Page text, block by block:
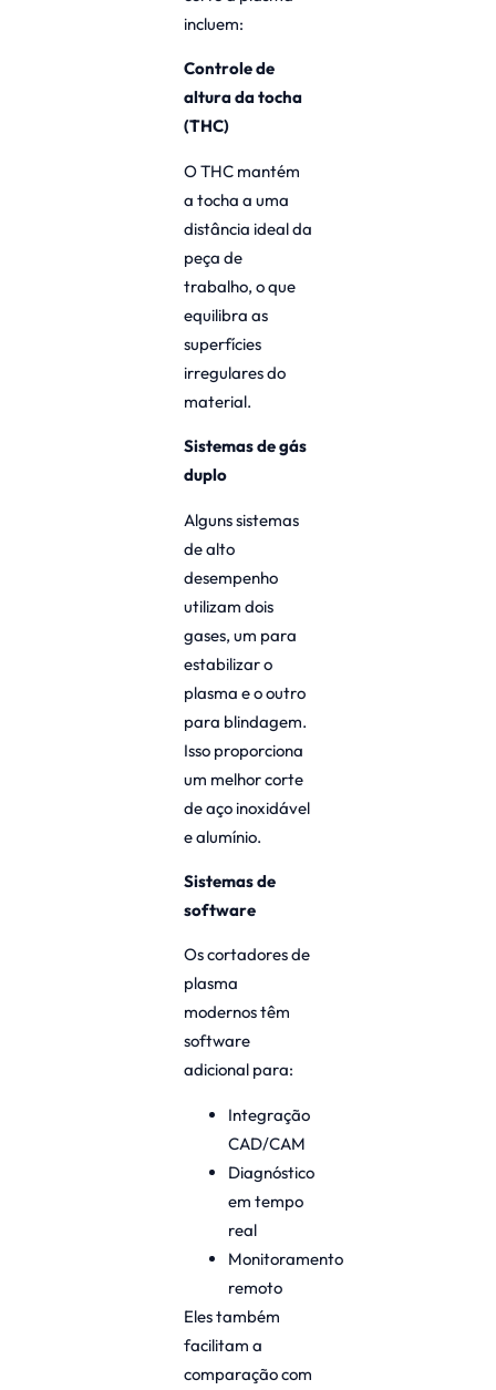
incluem:
Controle de
altura da tocha
(THC)
O THC mantém
a tocha a uma
distância ideal da
peça de
trabalho, o que
equilibra as
superfícies
irregulares do
material.
Sistemas de gás
duplo
Alguns sistemas
de alto
desempenho
utilizam dois
gases, um para
estabilizar o
plasma e o outro
para blindagem.
Isso proporciona
um melhor corte
de aço inoxidável
e alumínio.
Sistemas de
software
Os cortadores de
plasma
modernos têm
software
adicional para:
Integração
CAD/CAM
Diagnóstico
em tempo
real
Monitoramento
remoto
Eles também
facilitam a
comparação com